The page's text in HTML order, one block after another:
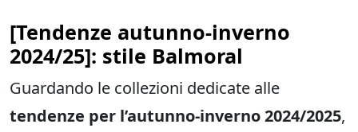
[Tendenze autunno-inverno
2024/25]: stile Balmoral
Guardando le collezioni dedicate alle
tendenze per l’autunno-inverno 2024/2025,